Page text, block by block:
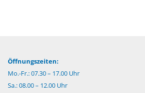
Öffnungszeiten:
Mo.-Fr.: 07.30 – 17.00 Uhr
Sa.: 08.00 – 12.00 Uhr